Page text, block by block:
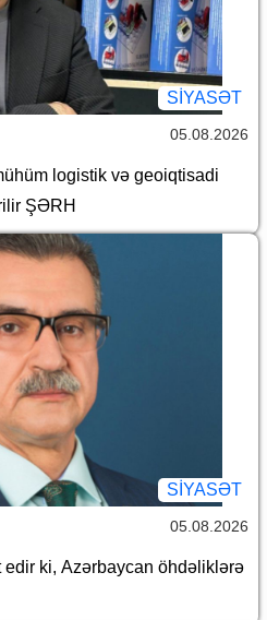
SİYASƏT
05.08.2026
logistik və geoiqtisadi
ŞƏRH
SİYASƏT
05.08.2026
edir ki, Azərbaycan öhdəliklərə